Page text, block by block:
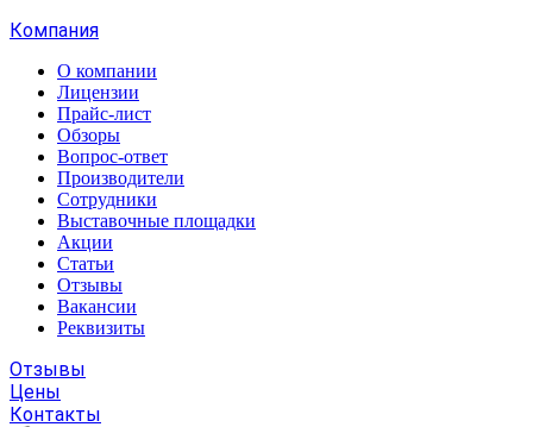
Компания
О компании
Лицензии
Прайс-лист
Обзоры
Вопрос-ответ
Производители
Сотрудники
Выставочные площадки
Акции
Статьи
Отзывы
Вакансии
Реквизиты
Отзывы
Цены
Контакты